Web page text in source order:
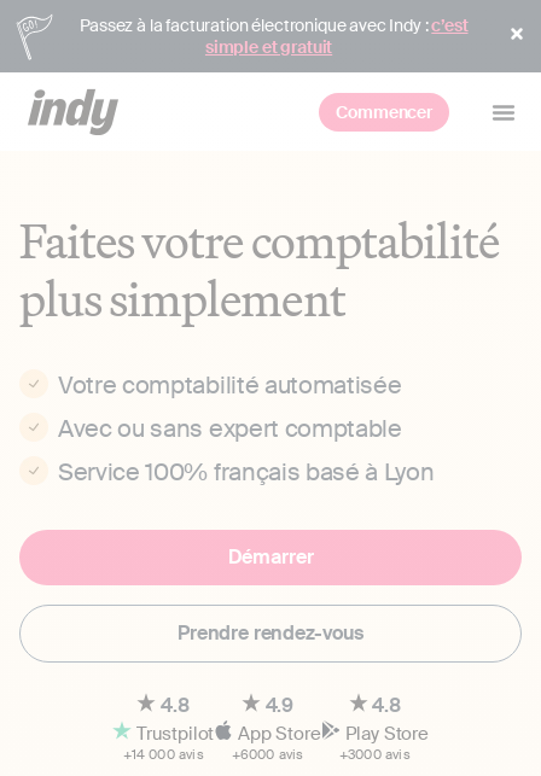
Passez à la facturation électronique avec Indy :c’est
simple et gratuit
Commencer
Faites votre comptabilité
plus simplement
Votre comptabilité automatisée
Avec ou sans expert comptable
Service 100% français basé à Lyon
Démarrer
Prendre rendez-vous
4.8
Trustpilot
+14 000 avis
4.9
App Store
+6000 avis
4.8
Play Store
+3000 avis